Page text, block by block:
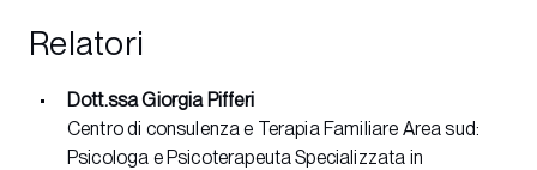
Relatori
Dott.ssa Giorgia Pifferi
Centro di consulenza e Terapia Familiare Area sud:
Psicologa e Psicoterapeuta Specializzata in